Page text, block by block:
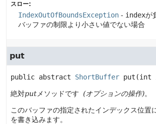
スロー:
IndexOutOfBoundsException - indexが
バッファの制限より小さい値でない場合
put
public abstract ShortBuffer put (int
絶対put メソッドです (オプションの操作)。
このバッファの指定されたインデックス位
を書き込みます。